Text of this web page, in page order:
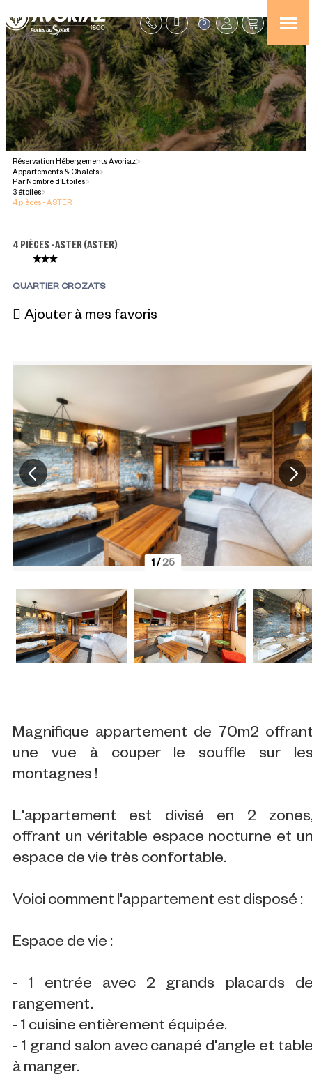
0
Réservation Hébergements Avoriaz>
Appartements & Chalets>
Par Nombre d'Etoiles>
3 étoiles>
4 pièces - ASTER
4 PIÈCES - ASTER(ASTER)
QUARTIER CROZATS
Ajouter à mes favoris
1/25
Magnifique appartement de 70m2
une vue à couper le souffle sur
montagnes !
L'appartement est divisé en 2
offrant un véritable espace nocturne et
espace de vie très confortable.
Voici comment l'appartement est disposé :
Espace de vie :
- 1 entrée avec 2 grands placards
rangement.
- 1 cuisine entièrement équipée.
- 1 grand salon avec canapé d'angle et
à manger.